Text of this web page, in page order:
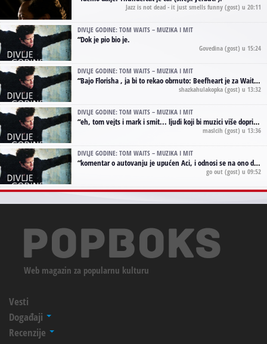
Jazz is not dead - it just smells funny (gost) u 20:11
DIVLJE GODINE: TOM WAITS – MUZIKA I MIT
“Dok je pio bio je.
Govedina (gost) u 15:24
DIVLJE GODINE: TOM WAITS – MUZIKA I MIT
“Bajo Florisha , ja bi to rekao obrnuto: Beefheart je za Waitsa, isto sto i Hendrix za Lenny Kravitza
shazkahulakopka (gost) u 13:32
DIVLJE GODINE: TOM WAITS – MUZIKA I MIT
“eh, tom vejts i mark i smit... ljudi koji bi muzici više doprineli da su radili kao vozači tramvaja u gsp-u.
maslcih (gost) u 13:36
DIVLJE GODINE: TOM WAITS – MUZIKA I MIT
“komentar o autovanju je upućen Aci, i odnosi se na ono drugo autovanje...'senzualnost Waitsa' ;)
go out (gost) u 09:52
Web magazin za popularnu kulturu
Vesti
Događaji
Recenzije